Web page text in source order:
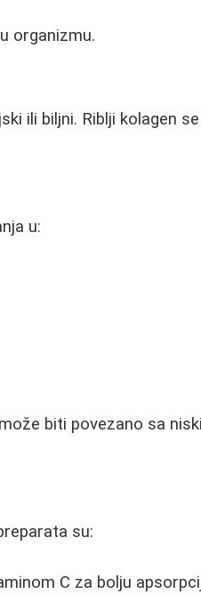
organizmu.
ili biljni. Riblji kolagen se
u:
biti povezano sa
su:
C za bolju